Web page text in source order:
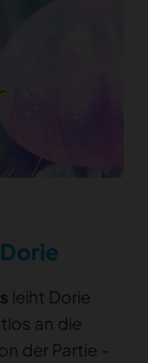
leiht Dorie
an die
der Partie –